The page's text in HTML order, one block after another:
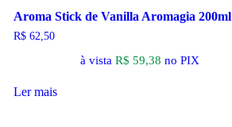
Aroma Stick de Vanilla Aromagia 200ml
R$ 62,50
à vista R$ 59,38 no PIX
Ler mais